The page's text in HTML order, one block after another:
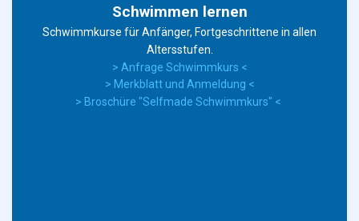
Schwimmen lernen
Schwimmkurse für Anfänger, Fortgeschrittene in allen
Altersstufen.
> Anfrage Schwimmkurs <
> Merkblatt und Anmeldung <
> Broschüre "Selfmade Schwimmkurs" <